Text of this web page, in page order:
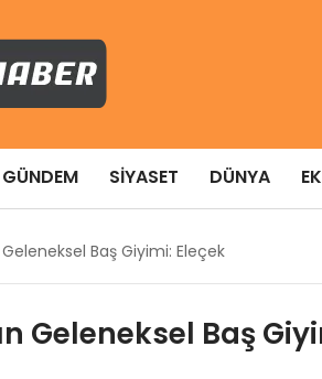
GÜNDEM SIYASET DÜNYA
Geleneksel Baş Giyimi: Eleçek
Geleneksel Baş